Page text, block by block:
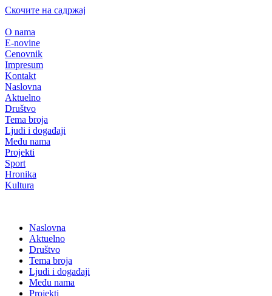
Скочите на садржај
O nama
E-novine
Cenovnik
Impresum
Kontakt
Naslovna
Aktuelno
Društvo
Tema broja
Ljudi i događaji
Među nama
Projekti
Sport
Hronika
Kultura
Naslovna
Aktuelno
Društvo
Tema broja
Ljudi i događaji
Među nama
Projekti